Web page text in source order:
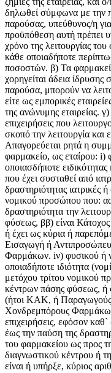
δηλωθεί σύμφωνα με την
παρούσας, υπεύθυνος/η
προϋπόθεση αυτή πρέπει
χρόνο της λειτουργίας
κάθε οποιαδήποτε
ποσοστών. β) Τα
χορηγείται άδεια
παρούσα, μπορούν να
είτε ως εμπορικές
της ανώνυμης εταιρείας. γ)
επιχειρήσεις που
σκοπό την λειτουργία
Απαγορεύεται ρητά η
φαρμακείο, ως εταίρου: i)
οποιασδήποτε
που έχει συσταθεί από
δραστηριότητας ιατρικές
νομικού προσώπου που:
δραστηριότητα την
φύσεως, ββ) είναι
ή έχει ως κύρια ή
Εισαγωγή ή
Φαρμάκων. iν) φυσικού ή
οποιαδήποτε ιδιότητα
μετόχου τρίτου νομικού
κέντρων πάσης φύσεως, ή
(ήτοι ΚΑΚ, ή Παραγωγούς
Χονδρεμπόρους
επιχειρήσεις, εφόσον
έως την παύση της
του φαρμακείου ως προς
διαγνωστικού κέντρου ή
είναι ή υπήρξε, κύριος